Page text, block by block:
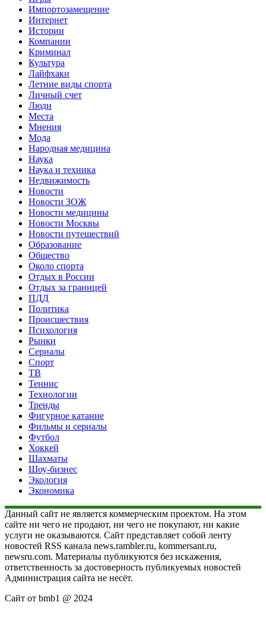
Импортозамещение
Интернет
Истории
Компании
Криминал
Культура
Лайфхаки
Летние виды спорта
Личный счет
Люди
Места
Мнения
Мода
Народная медицина
Наука
Наука и техника
Недвижимость
Новости
Новости ЗОЖ
Новости медицины
Новости Москвы
Новости путешествий
Образование
Общество
Около спорта
Отдых в России
Отдых за границей
ПДД
Политика
Происшествия
Психология
Рынки
Сериалы
Спорт
ТВ
Теннис
Технологии
Тренды
Фигурное катание
Фильмы и сериалы
Футбол
Хоккей
Шахматы
Шоу-бизнес
Экология
Экономика
Данный сайт не является коммерческим проектом. На этом
сайте ни чего не продают, ни чего не покупают, ни какие
услуги не оказываются. Сайт представляет собой ленту
новостей RSS канала news.rambler.ru, kommersant.ru,
newsru.com. Материалы публикуются без искажения,
ответственность за достоверность публикуемых новостей
Администрация сайта не несёт.
Сайт от bmb1 @ 2024